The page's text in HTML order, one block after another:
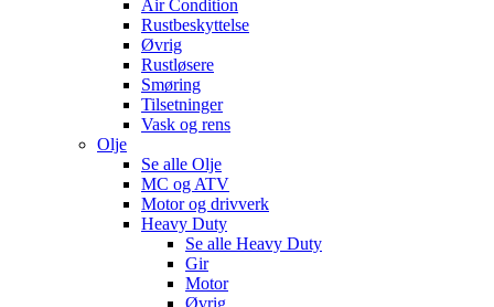
Air Condition
Rustbeskyttelse
Øvrig
Rustløsere
Smøring
Tilsetninger
Vask og rens
Olje
Se alle Olje
MC og ATV
Motor og drivverk
Heavy Duty
Se alle Heavy Duty
Gir
Motor
Øvrig